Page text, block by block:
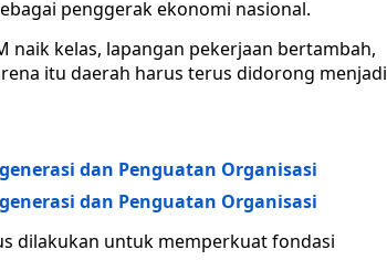
penggerak ekonomi nasional.
naik kelas, lapangan pekerjaan bertambah,
itu daerah harus terus didorong menjadi
dan Penguatan Organisasi
dan Penguatan Organisasi
dilakukan untuk memperkuat fondasi